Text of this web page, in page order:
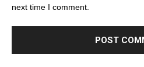
next time I comment.